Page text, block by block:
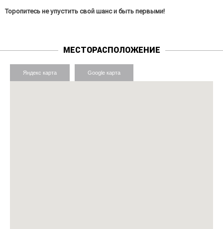
Торопитесь не упустить свой шанс и быть первыми!
МЕСТОРАСПОЛОЖЕНИЕ
Яндекс карта Google карта